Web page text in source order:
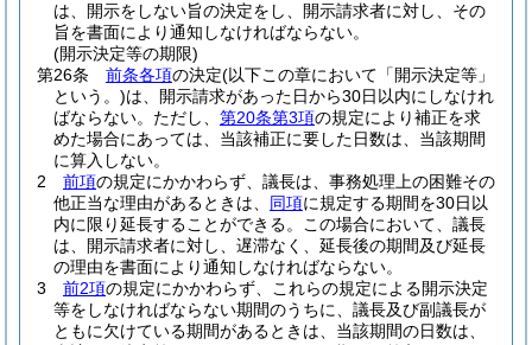
は、開示をしない旨の決定をし、開示請求者に対し、その
旨を書面により通知しなければならない。
(開示決定等の期限)
第26条
前条各項の決定(以下この章において「開示決定等」
という。)は、開示請求があった日から30日以内にしなけれ
ばならない。 ただし、 第20条第3項の規定により補正を求
めた場合にあっては、当該補正に要した日数は、当該期間
に算入しない。
2
前項の規定にかかわらず、議長は、事務処理上の困難その
他正当な理由があるときは、 同項に規定する期間を30日以
内に限り延長することができる。
この場合において、議長
は、開示請求者に対し、遅滞なく、延長後の期間及び延長
の理由を書面により通知しなければならない。
3
前2項の規定にかかわらず、これらの規定による開示決定
等をしなければならない期間のうちに、議長及び副議長が
ともに欠けている期間があるときは、当該期間の日数は、